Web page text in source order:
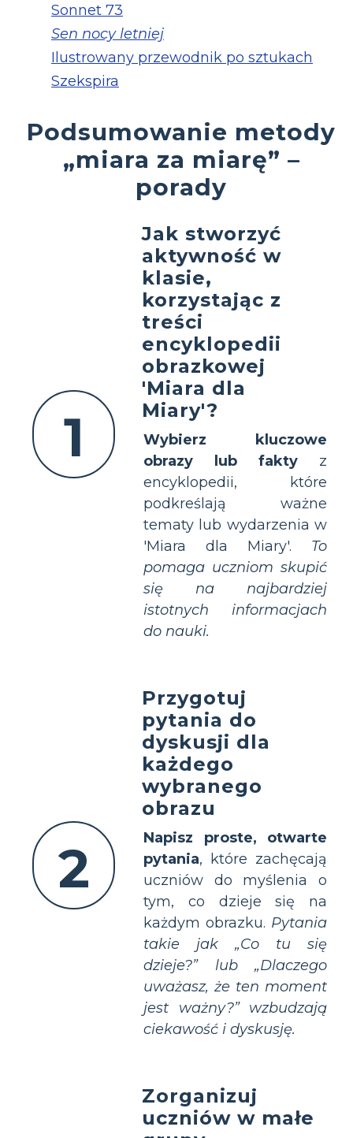
Sonnet 73
Sen nocy letniej
Ilustrowany przewodnik po sztukach
Szekspira
Podsumowanie metody
„miara za miarę” –
porady
1
Jak stworzyć
aktywność w
klasie,
korzystając z
treści
encyklopedii
obrazkowej
'Miara dla
Miary'?
Wybierz kluczowe
obrazy lub fakty z
encyklopedii, które
podkreślają ważne
tematy lub wydarzenia w
'Miara dla Miary'. To
pomaga uczniom skupić
się na najbardziej
istotnych informacjach
do nauki.
2
Przygotuj
pytania do
dyskusji dla
każdego
wybranego
obrazu
Napisz proste, otwarte
pytania, które zachęcają
uczniów do myślenia o
tym, co dzieje się na
każdym obrazku. Pytania
takie jak „Co tu się
dzieje?” lub „Dlaczego
uważasz, że ten moment
jest ważny?” wzbudzają
ciekawość i dyskusję.
Zorganizuj
uczniów w małe